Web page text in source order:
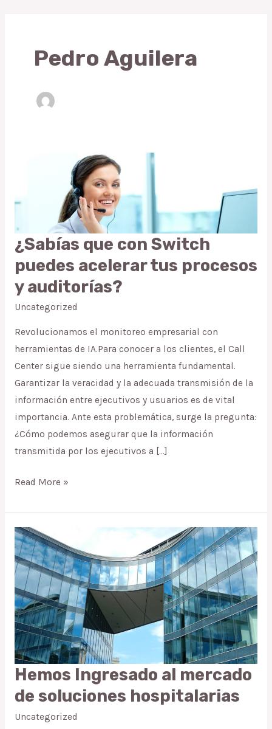
Pedro Aguilera
¿Sabías que con Switch
puedes acelerar tus procesos
y auditorías?
Uncategorized
Revolucionamos el monitoreo empresarial con
herramientas de IA.Para conocer a los clientes, el Call
Center sigue siendo una herramienta fundamental.
Garantizar la veracidad y la adecuada transmisión de la
información entre ejecutivos y usuarios es de vital
importancia. Ante esta problemática, surge la pregunta:
¿Cómo podemos asegurar que la información
transmitida por los ejecutivos a […]
¿Sabías
con
Switch
puedes
acelerar
tus
procesos
y
auditorías?
Read More »
Hemos Ingresado al mercado
de soluciones hospitalarias
Uncategorized
Hemos
Ingresado
mercado